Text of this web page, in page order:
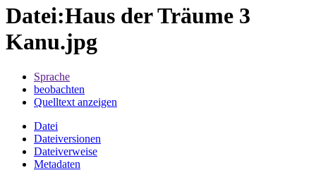
Datei:Haus der Träume 3
Kanu.jpg
Sprache
beobachten
Quelltext anzeigen
Datei
Dateiversionen
Dateiverweise
Metadaten